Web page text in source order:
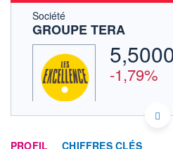
Société
GROUPE TERA
-1,79%
FR0013429404 ALGTR
PROFIL CHIFFRES CLÉS